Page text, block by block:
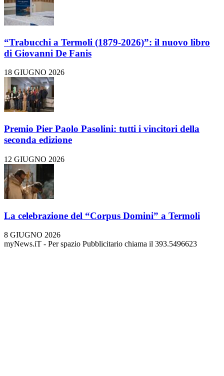
“Trabucchi a Termoli (1879-2026)”: il nuovo libro
di Giovanni De Fanis
18 GIUGNO 2026
Premio Pier Paolo Pasolini: tutti i vincitori della
seconda edizione
12 GIUGNO 2026
La celebrazione del “Corpus Domini” a Termoli
8 GIUGNO 2026
myNews.iT - Per spazio Pubblicitario chiama il 393.5496623